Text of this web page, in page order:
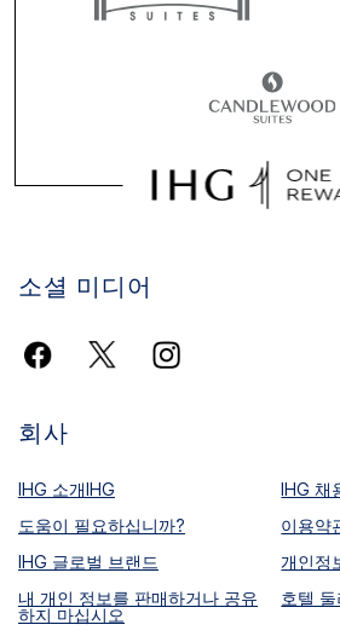
소셜 미디어
회사
IHG 소개IHG
IHG 채
도움이 필요하십니까?
이용약
IHG 글로벌 브랜드
개인정
내 개인 정보를 판매하거나 공유
하지 마십시오
호텔 둘